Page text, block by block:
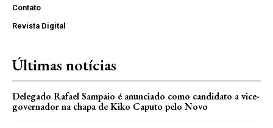
Contato
Revista Digital
Últimas notícias
Delegado Rafael Sampaio é anunciado como candidato a vice-
governador na chapa de Kiko Caputo pelo Novo